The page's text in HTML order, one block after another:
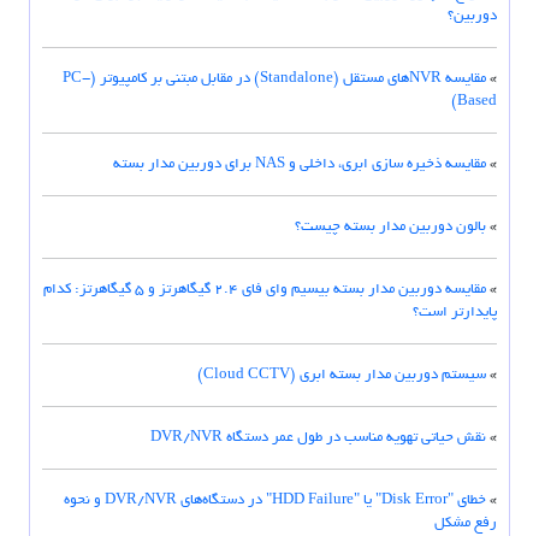
دوربین؟
»
مقایسه NVRهای مستقل (Standalone) در مقابل مبتنی بر کامپیوتر (PC-
Based)
» مقایسه ذخیره سازی ابری، داخلی و NAS برای دوربین مدار بسته
» بالون دوربین مدار بسته چیست؟
»
مقایسه دوربین مدار بسته بیسیم وای فای ۲.۴ گیگاهرتز و ۵ گیگاهرتز: کدام
پایدارتر است؟
» سیستم دوربین مدار بسته ابری (Cloud CCTV)
» نقش حیاتی تهویه مناسب در طول عمر دستگاه DVR/NVR
»
خطای "Disk Error" یا "HDD Failure" در دستگاه‌های DVR/NVR و نحوه
رفع مشکل